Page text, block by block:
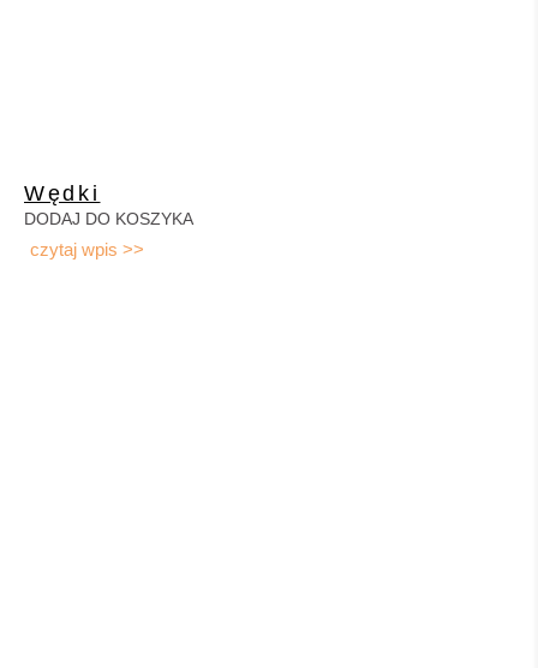
Wędki
DODAJ DO KOSZYKA
czytaj wpis >>